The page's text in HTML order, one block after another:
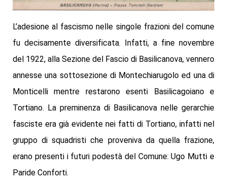
L’adesione al fascismo nelle singole frazioni del comune
fu decisamente diversificata. Infatti, a fine novembre
del 1922, alla Sezione del Fascio di Basilicanova, vennero
annesse una sottosezione di Montechiarugolo ed una di
Monticelli mentre restarono esenti Basilicagoiano e
Tortiano. La preminenza di Basilicanova nelle gerarchie
fasciste era già evidente nei fatti di Tortiano, infatti nel
gruppo di squadristi che proveniva da quella frazione,
erano presenti i futuri podestà del Comune: Ugo Mutti e
Paride Conforti.